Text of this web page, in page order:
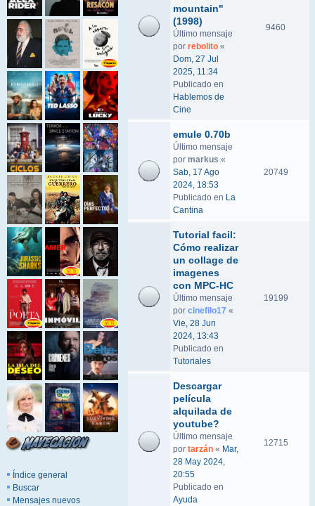
Índice general
Buscar
Mensajes nuevos
mountain"
(1998)
Último mensaje
por rebolito «
Dom, 27 Jul
2025, 11:34
Publicado en
Hablemos de
Cine
9460
emule 0.70b
Último mensaje
por markus «
Sab, 17 Ago
2024, 18:53
Publicado en La
Cantina
20749
Tutorial facil:
Cómo realizar
un collage de
imagenes
con MPC-HC
Último mensaje
por cinefilo17 «
Vie, 28 Jun
2024, 13:43
Publicado en
Tutoriales
19199
Descargar
película
alquilada de
youtube?
Último mensaje
por tarzán « Mar,
28 May 2024,
20:55
Publicado en
Ayuda
12715